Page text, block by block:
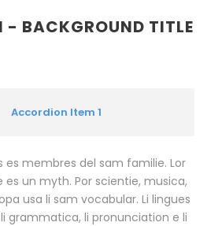
- BACKGROUND TITLE
Accordion Item 1
es membres del sam familie. Lor
es un myth. Por scientie, musica,
usa li sam vocabular. Li lingues
grammatica, li pronunciation e li